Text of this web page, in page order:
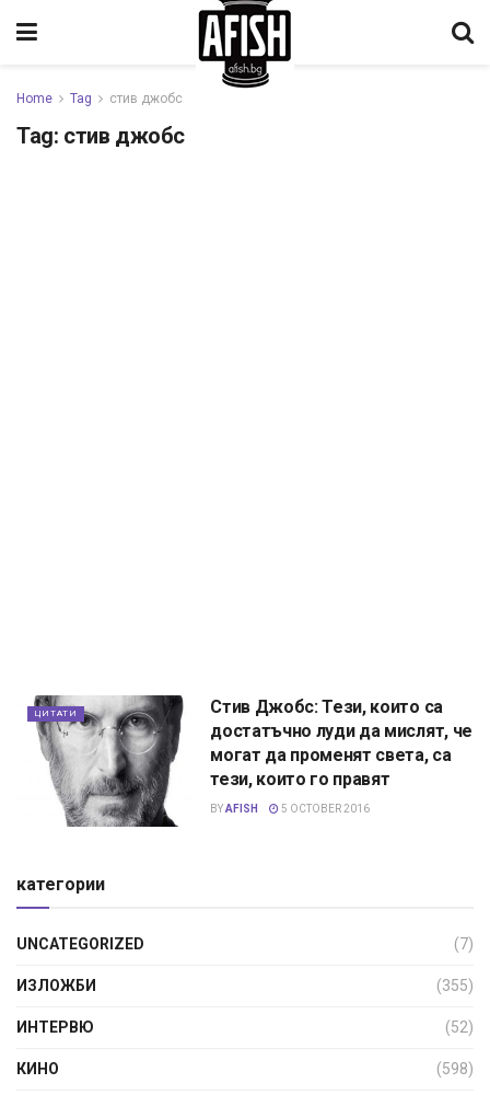
Home Tag стив джобс
Tag: стив джобс
ЦИТАТИ
Стив Джобс: Тези, които са
достатъчно луди да мислят, че
могат да променят света, са
тези, които го правят
BYAFISH 5 OCTOBER 2016
категории
UNCATEGORIZED (7)
ИЗЛОЖБИ (355)
ИНТЕРВЮ (52)
КИНО (598)